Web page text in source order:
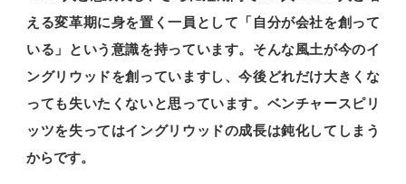
える変革期に身を置く一員として「自分が会社を創って
いる」という意識を持っています。そんな風土が今のイ
ングリウッドを創っていますし、今後どれだけ大きくな
っても失いたくないと思っています。ベンチャースピリ
ッツを失ってはイングリウッドの成長は鈍化してしまう
からです。